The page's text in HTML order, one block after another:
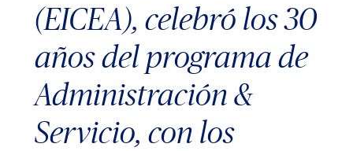
(EICEA), celebró los 30
años del programa de
Administración &
Servicio, con los